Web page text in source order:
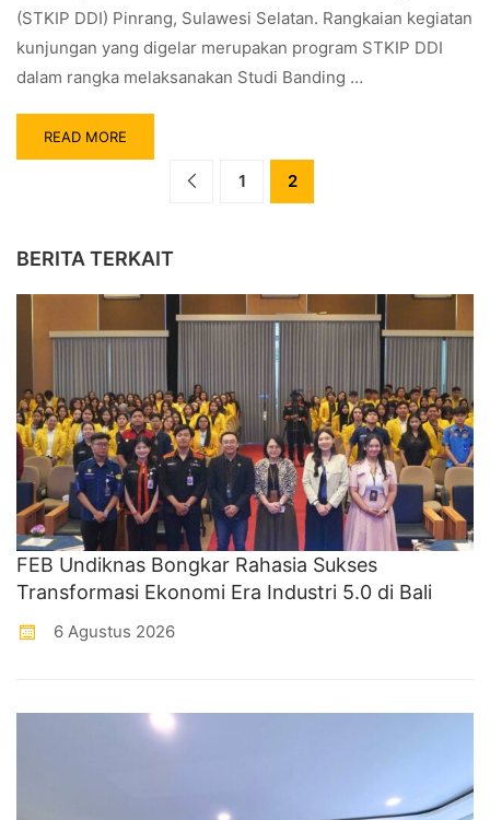
(STKIP DDI) Pinrang, Sulawesi Selatan. Rangkaian kegiatan
kunjungan yang digelar merupakan program STKIP DDI
dalam rangka melaksanakan Studi Banding …
READ MORE
1 2
BERITA TERKAIT
FEB Undiknas Bongkar Rahasia Sukses
Transformasi Ekonomi Era Industri 5.0 di Bali
6 Agustus 2026